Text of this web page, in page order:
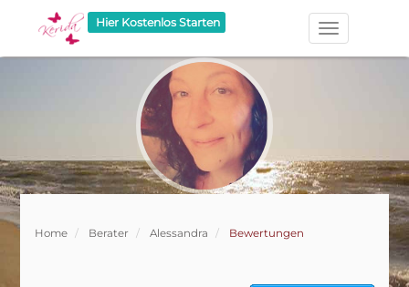
Hier Kostenlos Starten
Home Berater Alessandra Bewertungen